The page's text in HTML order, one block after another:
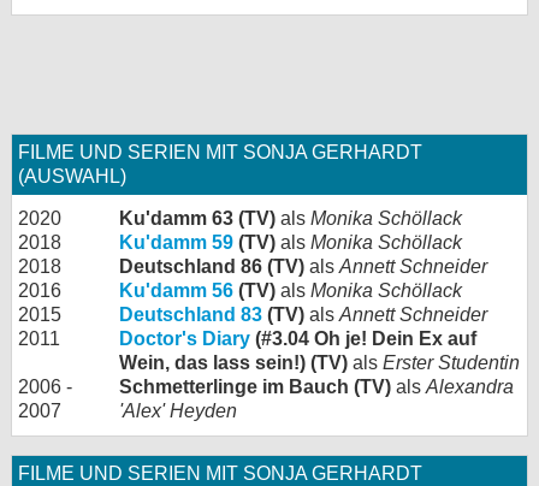
FILME UND SERIEN MIT SONJA GERHARDT
(AUSWAHL)
2020 Ku'damm 63 (TV) als Monika Schöllack
2018
Ku'damm 59 (TV) als Monika Schöllack
2018
Deutschland 86 (TV) als Annett Schneider
2016
Ku'damm 56 (TV) als Monika Schöllack
2015
Deutschland 83 (TV) als Annett Schneider
2011
Doctor's Diary (#3.04 Oh je! Dein Ex auf
Wein, das lass sein!) (TV) als Erster Studentin
2006 -
2007
Schmetterlinge im Bauch (TV) als Alexandra
'Alex' Heyden
FILME UND SERIEN MIT SONJA GERHARDT